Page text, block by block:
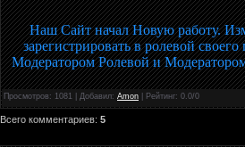
Наш Сайт начал Новую работу.
зарегистрировать в ролевой
Модератором Ролевой и
Просмотров: 1081 | Добавил: Amon Рейтинг: 0.0/0
Всего комментариев: 5